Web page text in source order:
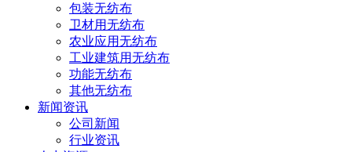
包装无纺布
卫材用无纺布
农业应用无纺布
工业建筑用无纺布
功能无纺布
其他无纺布
新闻资讯
公司新闻
行业资讯